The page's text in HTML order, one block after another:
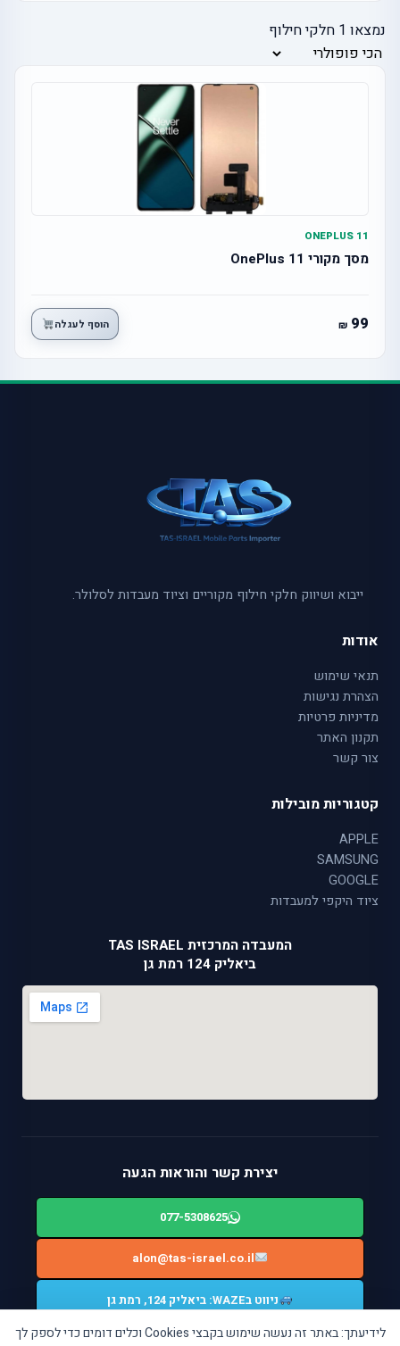
לידיעתך: באתר זה נעשה שימוש בקבצי Cookies וכלים דומים כדי לספק לך
נמצאו 1 חלקי חילוף
ONEPLUS 11
מסך מקורי OnePlus 11
99 הוסף לעגלה
ייבוא ושיווק חלקי חילוף מקוריים וציוד מעבדות לסלולר.
אודות
תנאי שימוש
הצהרת נגישות
מדיניות פרטיות
תקנון האתר
צור קשר
קטגוריות מובילות
APPLE
SAMSUNG
GOOGLE
ציוד היקפי למעבדות
המעבדה המרכזית TAS ISRAEL
ביאליק 124 רמת גן
יצירת קשר והוראות הגעה
077-5308625
alon@tas-israel.co.il
ניווט בWAZE: ביאליק 124, רמת גן